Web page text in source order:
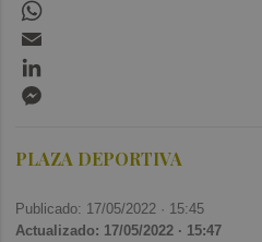
PLAZA DEPORTIVA
Publicado: 17/05/2022 · 15:45
Actualizado: 17/05/2022 · 15:47